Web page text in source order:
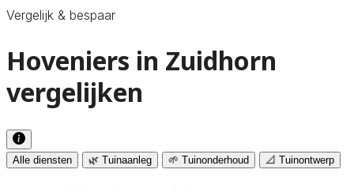
Vergelijk & bespaar
Hoveniers in Zuidhorn
vergelijken
Alle diensten 🌿 Tuinaanleg 🌱 Tuinonderhoud 📐 Tuinontwerp